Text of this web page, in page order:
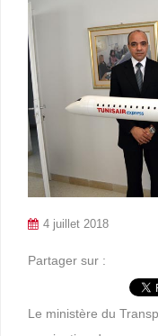
4 juillet 2018
Partager sur :
Le ministère du